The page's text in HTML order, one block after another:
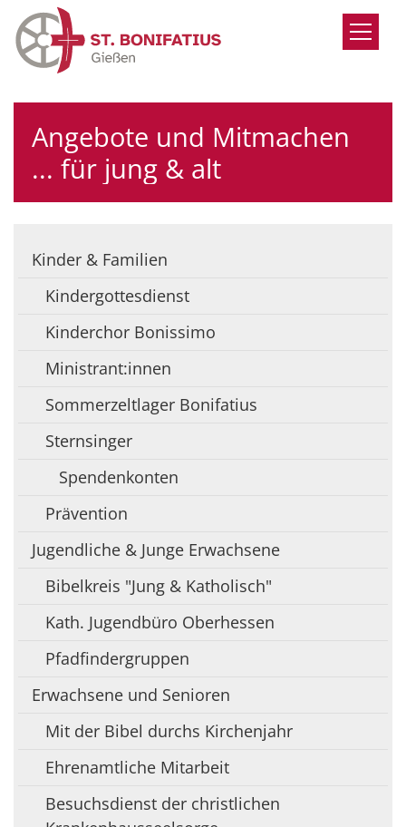
Zum Inhalt springen
Angebote und Mitmachen
... für jung & alt
Kinder & Familien
Kindergottesdienst
Kinderchor Bonissimo
Ministrant:innen
Sommerzeltlager Bonifatius
Sternsinger
Spendenkonten
Prävention
Jugendliche & Junge Erwachsene
Bibelkreis "Jung & Katholisch"
Kath. Jugendbüro Oberhessen
Pfadfindergruppen
Erwachsene und Senioren
Mit der Bibel durchs Kirchenjahr
Ehrenamtliche Mitarbeit
Besuchsdienst der christlichen